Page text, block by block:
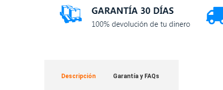
Descripción Garantía y FAQs